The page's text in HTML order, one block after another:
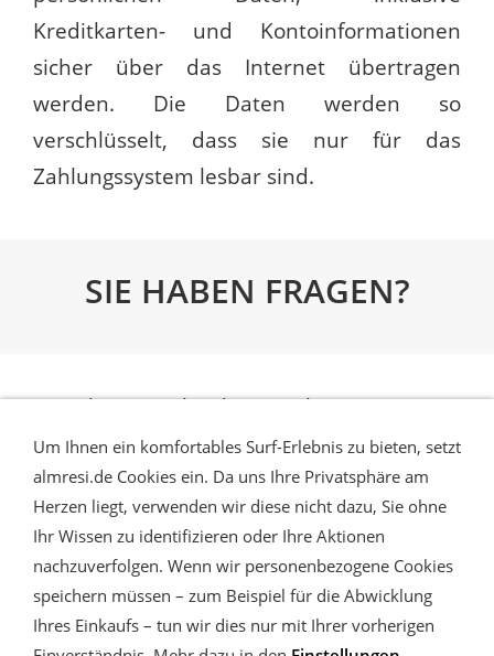
Kreditkarten- und Kontoinformationen
sicher über das Internet übertragen
werden. Die Daten werden so
verschlüsselt, dass sie nur für das
Zahlungssystem lesbar sind.
SIE HABEN FRAGEN?
Am besten schreiben Sie Ihre Fragen an
anfrage@almresi.de
Wir freuen uns auf Ihre Anfrage und
unterstützen Sie sehr gerne mit unserer
langjährigen Erfahrung.
Um Ihnen ein komfortables Surf-Erlebnis zu bieten, setzt
almresi.de Cookies ein. Da uns Ihre Privatsphäre am
Herzen liegt, verwenden wir diese nicht dazu, Sie ohne
Ihr Wissen zu identifizieren oder Ihre Aktionen
nachzuverfolgen. Wenn wir personenbezogene Cookies
speichern müssen – zum Beispiel für die Abwicklung
Ihres Einkaufs – tun wir dies nur mit Ihrer vorherigen